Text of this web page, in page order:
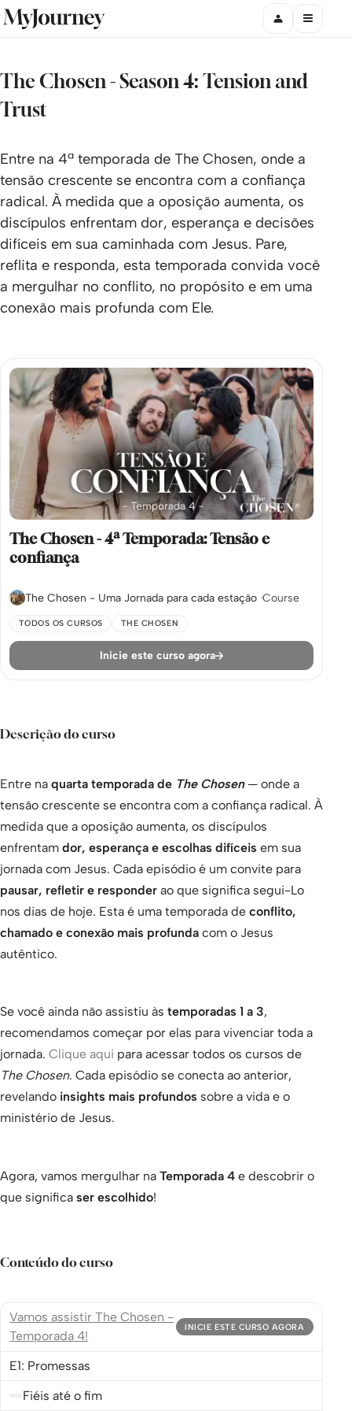
The Chosen - Season 4: Tension and
Trust
Entre na 4ª temporada de The Chosen, onde a
tensão crescente se encontra com a confiança
radical. À medida que a oposição aumenta, os
discípulos enfrentam dor, esperança e decisões
difíceis em sua caminhada com Jesus. Pare,
reflita e responda, esta temporada convida você
a mergulhar no conflito, no propósito e em uma
conexão mais profunda com Ele.
The Chosen - 4ª Temporada: Tensão e
confiança
The Chosen - Uma Jornada para cada estação Course
TODOS OS CURSOS THE CHOSEN
Inicie este curso agora
Descrição do curso
Entre na quarta temporada de The Chosen— onde a
tensão crescente se encontra com a confiança radical. À
medida que a oposição aumenta, os discípulos
enfrentam dor, esperança e escolhas difíceis em sua
jornada com Jesus. Cada episódio é um convite para
pausar, refletir e responder ao que significa segui-Lo
nos dias de hoje. Esta é uma temporada de conflito,
chamado e conexão mais profunda com o Jesus
autêntico.
Se você ainda não assistiu às temporadas 1 a 3,
recomendamos começar por elas para vivenciar toda a
jornada. Clique aqui para acessar todos os cursos de
The Chosen. Cada episódio se conecta ao anterior,
revelando insights mais profundos sobre a vida e o
ministério de Jesus.
Agora, vamos mergulhar na Temporada 4 e descobrir o
que significa ser escolhido!
Conteúdo do curso
Vamos assistir The Chosen -
Temporada 4!
INICIE ESTE CURSO AGORA
E1: Promessas
Fiéis até o fim